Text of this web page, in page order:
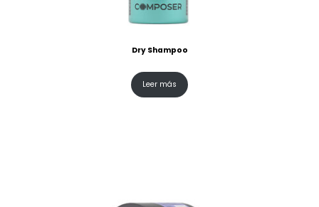
Dry Shampoo
Leer más